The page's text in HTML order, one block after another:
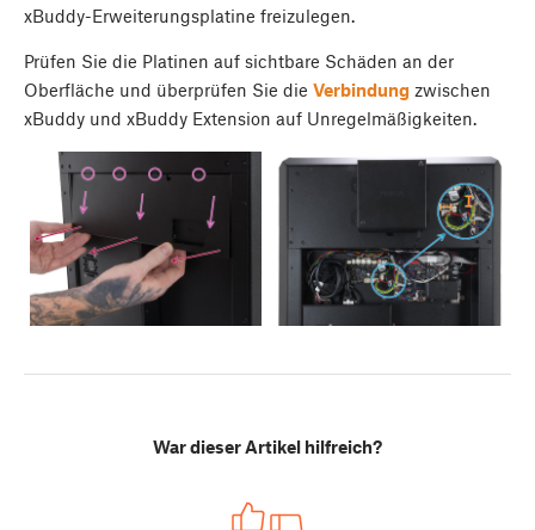
xBuddy-Erweiterungsplatine freizulegen.
Prüfen Sie die Platinen auf sichtbare Schäden an der
Oberfläche und überprüfen Sie die Verbindung zwischen
xBuddy und xBuddy Extension auf Unregelmäßigkeiten.
War dieser Artikel hilfreich?